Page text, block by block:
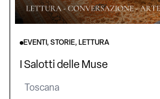
EVENTI, STORIE, LETTURA
I Salotti delle Muse
Toscana